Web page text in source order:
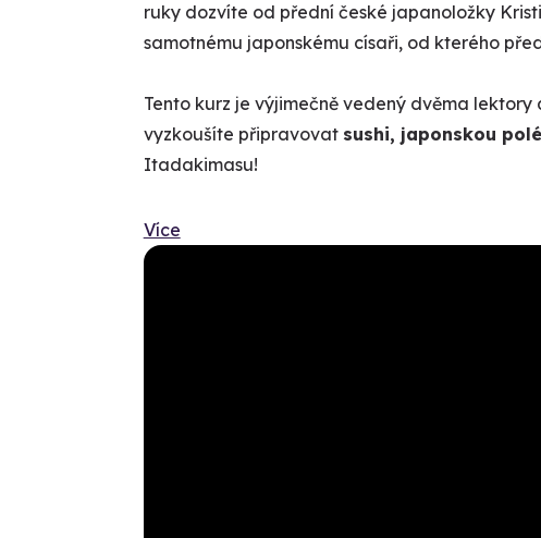
ruky dozvíte od přední české japanoložky
samotnému japonskému císaři, od kterého
Tento kurz je výjimečně vedený dvěma lektory
vyzkoušíte připravovat sushi, japonskou
Itadakimasu!
Více